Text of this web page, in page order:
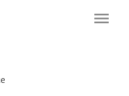
menu